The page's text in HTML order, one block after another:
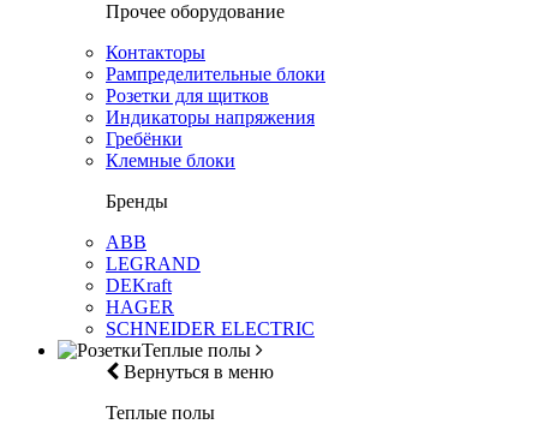
Прочее оборудование
Контакторы
Рампределительные блоки
Розетки для щитков
Индикаторы напряжения
Гребёнки
Клемные блоки
Бренды
ABB
LEGRAND
DEKraft
HAGER
SCHNEIDER ELECTRIC
Теплые полы
Вернуться в меню
Теплые полы